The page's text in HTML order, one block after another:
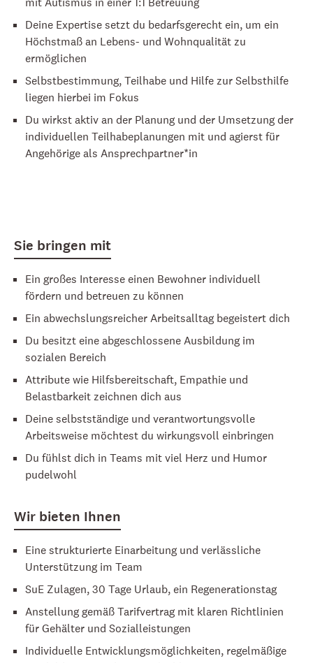
Deine Expertise setzt du bedarfsgerecht ein, um ein
Höchstmaß an Lebens- und Wohnqualität zu
ermöglichen
Selbstbestimmung, Teilhabe und Hilfe zur Selbsthilfe
liegen hierbei im Fokus
Du wirkst aktiv an der Planung und der Umsetzung der
individuellen Teilhabeplanungen mit und agierst für
Angehörige als Ansprechpartner*in
Sie bringen mit
Ein großes Interesse einen Bewohner individuell
fördern und betreuen zu können
Ein abwechslungsreicher Arbeitsalltag begeistert dich
Du besitzt eine abgeschlossene Ausbildung im
sozialen Bereich
Attribute wie Hilfsbereitschaft, Empathie und
Belastbarkeit zeichnen dich aus
Deine selbstständige und verantwortungsvolle
Arbeitsweise möchtest du wirkungsvoll einbringen
Du fühlst dich in Teams mit viel Herz und Humor
pudelwohl
Wir bieten Ihnen
Eine strukturierte Einarbeitung und verlässliche
Unterstützung im Team
SuE Zulagen, 30 Tage Urlaub, ein Regenerationstag
Anstellung gemäß Tarifvertrag mit klaren Richtlinien
für Gehälter und Sozialleistungen
Individuelle Entwicklungsmöglichkeiten, regelmäßige